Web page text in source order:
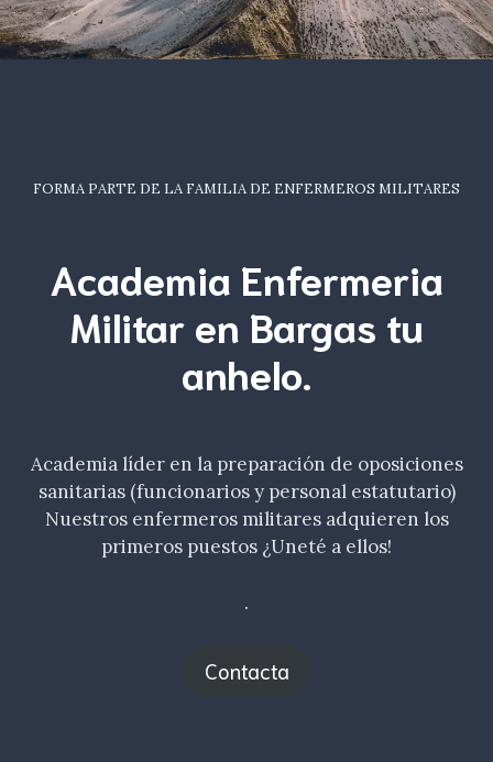
FORMA PARTE DE LA FAMILIA DE ENFERMEROS MILITARES
Academia Enfermeria
Militar en Bargas tu
anhelo.
Academia líder en la preparación de oposiciones
sanitarias (funcionarios y personal estatutario)
Nuestros enfermeros militares adquieren los
primeros puestos ¿Uneté a ellos!
.
Contacta